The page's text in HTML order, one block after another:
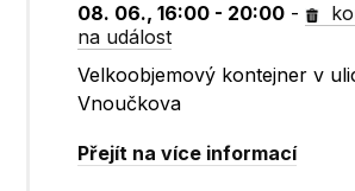
08. 06., 16:00 - 20:00 -
na událost
Velkoobjemový kontejner v
Vnoučkova
Přejít na více informací